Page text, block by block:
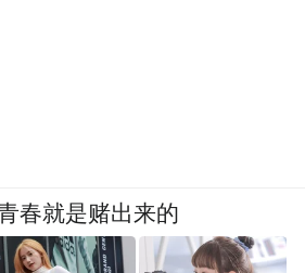
春就是赌出来的